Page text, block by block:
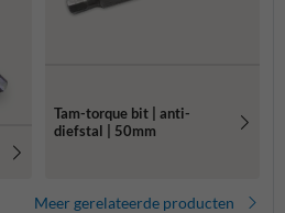
Tam-torque bit | anti-
diefstal | 50mm
Meer gerelateerde producten